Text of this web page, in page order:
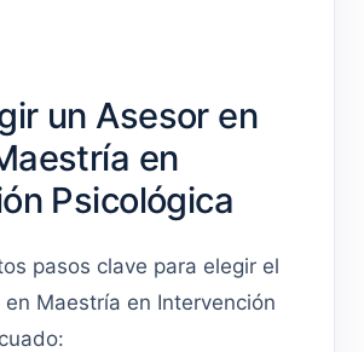
un Asesor en
en
Psicológica
pasos clave para elegir el
Maestría en Intervención